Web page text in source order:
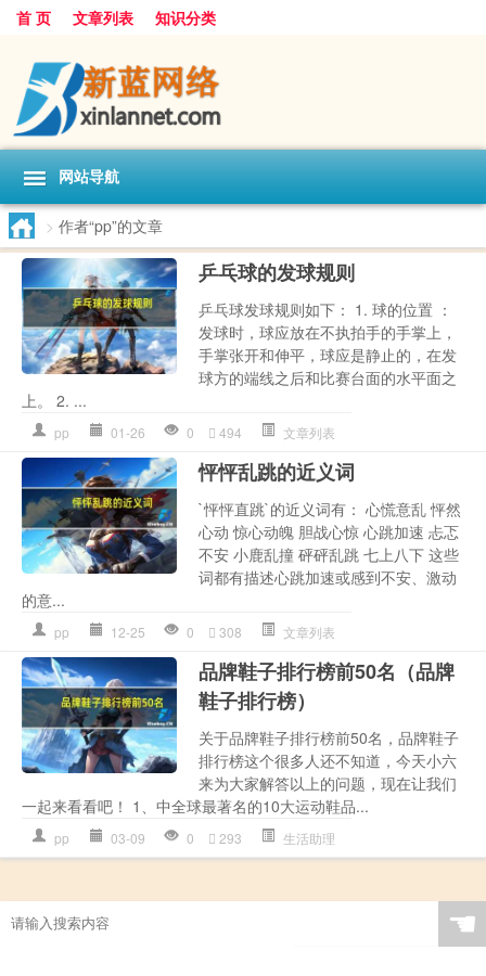
首 页 文章列表 知识分类
网站导航
> 作者“pp”的文章
乒乓球的发球规则
乒乓球发球规则如下： 1. 球的位置 ：
发球时，球应放在不执拍手的手掌上，
手掌张开和伸平，球应是静止的，在发
球方的端线之后和比赛台面的水平面之
上。 2. ...
pp 01-26 0 494 文章列表
怦怦乱跳的近义词
`怦怦直跳`的近义词有： 心慌意乱 怦然
心动 惊心动魄 胆战心惊 心跳加速 忐忑
不安 小鹿乱撞 砰砰乱跳 七上八下 这些
词都有描述心跳加速或感到不安、激动
的意...
pp 12-25 0 308 文章列表
品牌鞋子排行榜前50名（品牌
鞋子排行榜）
关于品牌鞋子排行榜前50名，品牌鞋子
排行榜这个很多人还不知道，今天小六
来为大家解答以上的问题，现在让我们
一起来看看吧！ 1、中全球最著名的10大运动鞋品...
pp 03-09 0 293 生活助理
☚